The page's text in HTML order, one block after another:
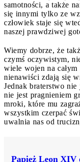
samotności, a także
się innymi tylko ze
człowiek staje się
naszej prawdziwej
Wiemy dobrze, że
czymś oczywistym,
wiele wojen na całym
nienawiści zdają się
Jednak braterstwo
nie jest pragnieniem
mroki, które mu
wszystkim czerpać
uwalnia nas od
Papież Leon XIV